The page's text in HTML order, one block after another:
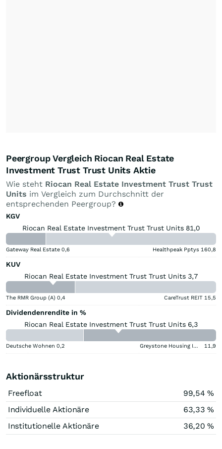
Peergroup Vergleich Riocan Real Estate
Investment Trust Trust Units Aktie
Wie steht Riocan Real Estate Investment Trust Trust
Units im Vergleich zum Durchschnitt der
entsprechenden Peergroup?
KGV
Riocan Real Estate Investment Trust Trust Units 81,0
Gateway Real Estate 0,6 Healthpeak Pptys 160,8
KUV
Riocan Real Estate Investment Trust Trust Units 3,7
The RMR Group (A) 0,4 CareTrust REIT 15,5
Dividendenrendite in %
Riocan Real Estate Investment Trust Trust Units 6,3
Deutsche Wohnen 0,2 Greystone Housing Impact Investors LP Benef Unit Cert 11,9
Aktionärsstruktur
Freefloat
99,54 %
Individuelle Aktionäre
63,33 %
Institutionelle Aktionäre
36,20 %